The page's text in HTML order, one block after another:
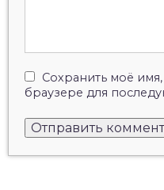
Сохранить моё
браузере для